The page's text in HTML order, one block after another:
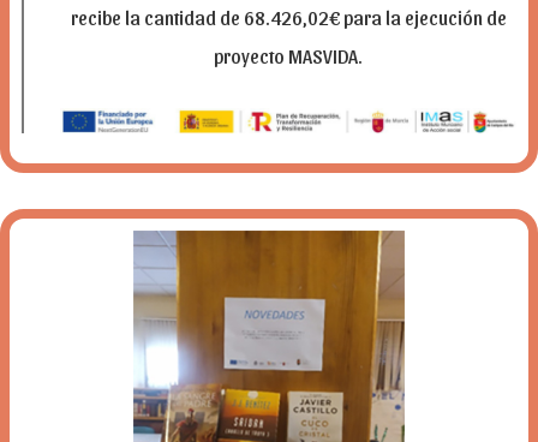
recibe la cantidad de 68.426,02€ para la ejecución de
proyecto MASVIDA.